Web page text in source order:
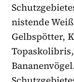
nistende
Gelbspötter,